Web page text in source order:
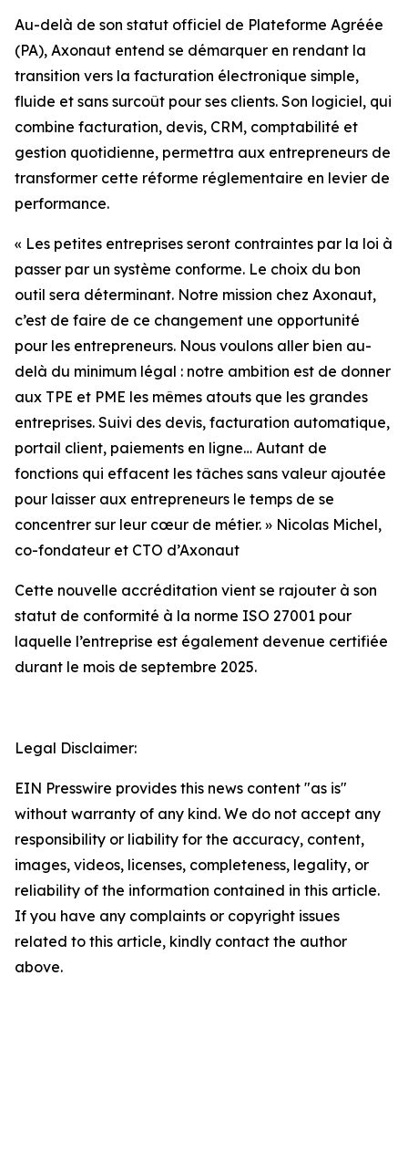
Au-delà de son statut officiel de Plateforme Agréée
(PA), Axonaut entend se démarquer en rendant la
transition vers la facturation électronique simple,
fluide et sans surcoût pour ses clients. Son logiciel, qui
combine facturation, devis, CRM, comptabilité et
gestion quotidienne, permettra aux entrepreneurs de
transformer cette réforme réglementaire en levier de
performance.
« Les petites entreprises seront contraintes par la loi à
passer par un système conforme. Le choix du bon
outil sera déterminant. Notre mission chez Axonaut,
c’est de faire de ce changement une opportunité
pour les entrepreneurs. Nous voulons aller bien au-
delà du minimum légal : notre ambition est de donner
aux TPE et PME les mêmes atouts que les grandes
entreprises. Suivi des devis, facturation automatique,
portail client, paiements en ligne… Autant de
fonctions qui effacent les tâches sans valeur ajoutée
pour laisser aux entrepreneurs le temps de se
concentrer sur leur cœur de métier. » Nicolas Michel,
co-fondateur et CTO d’Axonaut
Cette nouvelle accréditation vient se rajouter à son
statut de conformité à la norme ISO 27001 pour
laquelle l’entreprise est également devenue certifiée
durant le mois de septembre 2025.
Legal Disclaimer:
EIN Presswire provides this news content "as is"
without warranty of any kind. We do not accept any
responsibility or liability for the accuracy, content,
images, videos, licenses, completeness, legality, or
reliability of the information contained in this article.
If you have any complaints or copyright issues
related to this article, kindly contact the author
above.